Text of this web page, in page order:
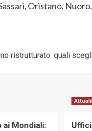
Oristano,
ristrutturato: quali
ai Mondiali: